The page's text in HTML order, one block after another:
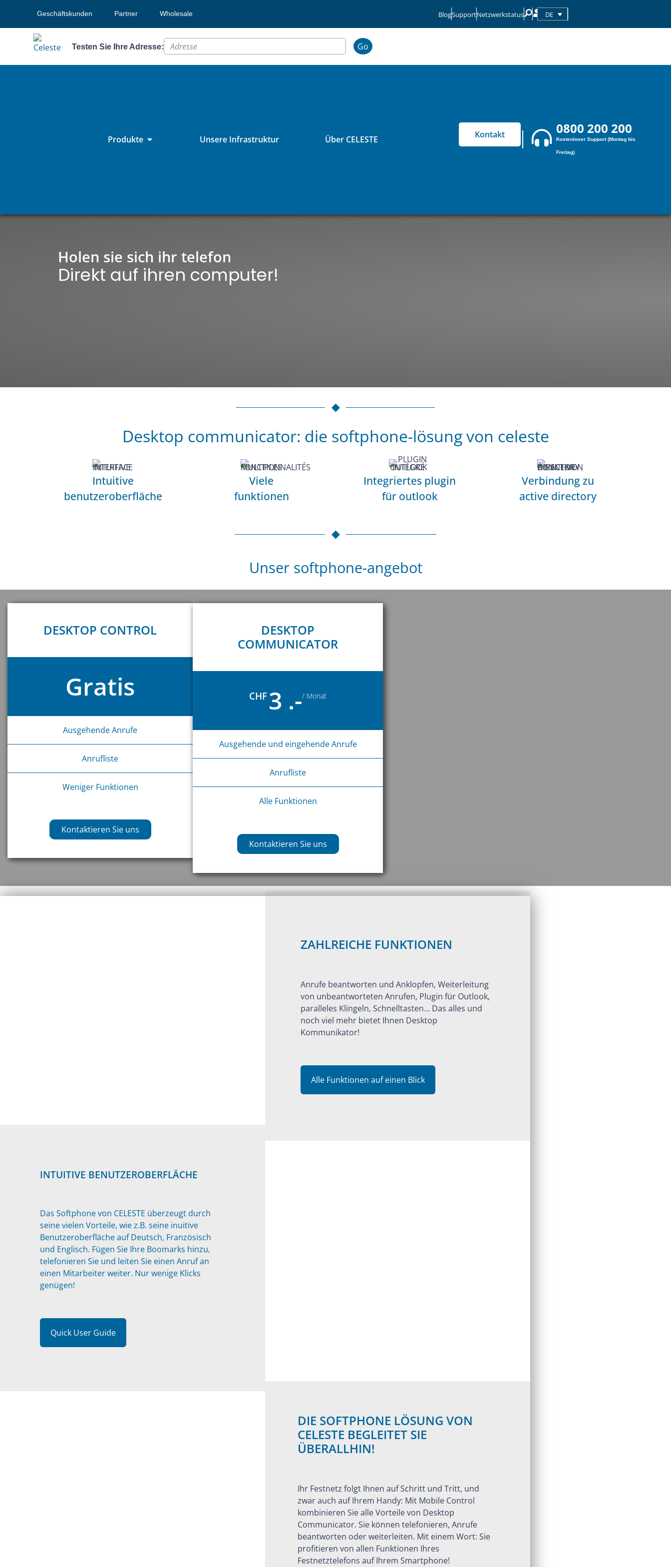
Geschäftskunden Partner Wholesale BlogSupportNetzwerkstatus DE
Testen Sie Ihre Adresse: Go
Produkte Unsere Infrastruktur Über CELESTE Kontakt 0800 200 200
Kostenloser Support (Montag bis
Freitag)
Holen sie sich ihr telefon
Direkt auf ihren computer!
Desktop communicator: die softphone-lösung von celeste
Intuitive
benutzeroberfläche
Viele
funktionen
Integriertes plugin
für outlook
Verbindung zu
active directory
Unser softphone-angebot
DESKTOP CONTROL
Gratis
Ausgehende Anrufe
Anrufliste
Weniger Funktionen
Kontaktieren Sie uns
DESKTOP
COMMUNICATOR
CHF3 .-/ Monat
Ausgehende und eingehende Anrufe
Anrufliste
Alle Funktionen
Kontaktieren Sie uns
ZAHLREICHE FUNKTIONEN
Anrufe beantworten und Anklopfen, Weiterleitung
von unbeantworteten Anrufen, Plugin für Outlook,
paralleles Klingeln, Schnelltasten… Das alles und
noch viel mehr bietet Ihnen Desktop
Kommunikator!
Alle Funktionen auf einen Blick
INTUITIVE BENUTZEROBERFLÄCHE
Das Softphone von CELESTE überzeugt durch
seine vielen Vorteile, wie z.B. seine inuitive
Benutzeroberfläche auf Deutsch, Französisch
und Englisch. Fügen Sie Ihre Boomarks hinzu,
telefonieren Sie und leiten Sie einen Anruf an
einen Mitarbeiter weiter. Nur wenige Klicks
genügen!
Quick User Guide
DIE SOFTPHONE LÖSUNG VON
CELESTE BEGLEITET SIE
ÜBERALLHIN!
Ihr Festnetz folgt Ihnen auf Schritt und Tritt, und
zwar auch auf Ihrem Handy: Mit Mobile Control
kombinieren Sie alle Vorteile von Desktop
Communicator. Sie können telefonieren, Anrufe
beantworten oder weiterleiten. Mit einem Wort: Sie
profitieren von allen Funktionen Ihres
Festnetztelefons auf Ihrem Smartphone!